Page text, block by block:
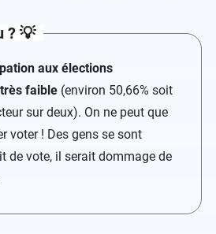
? 💡
aux élections
faible (environ 50,66% soit
sur deux). On ne peut que
voter ! Des gens se sont
de vote, il serait dommage de